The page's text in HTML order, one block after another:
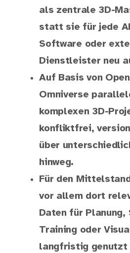
als zentrale 3D-
statt sie für jede
Software oder
Dienstleister neu
Auf Basis von
Omniverse
komplexen 3D-
konfliktfrei,
über
hinweg.
Für den
vor allem dort
Daten für
Training oder
langfristig genutzt